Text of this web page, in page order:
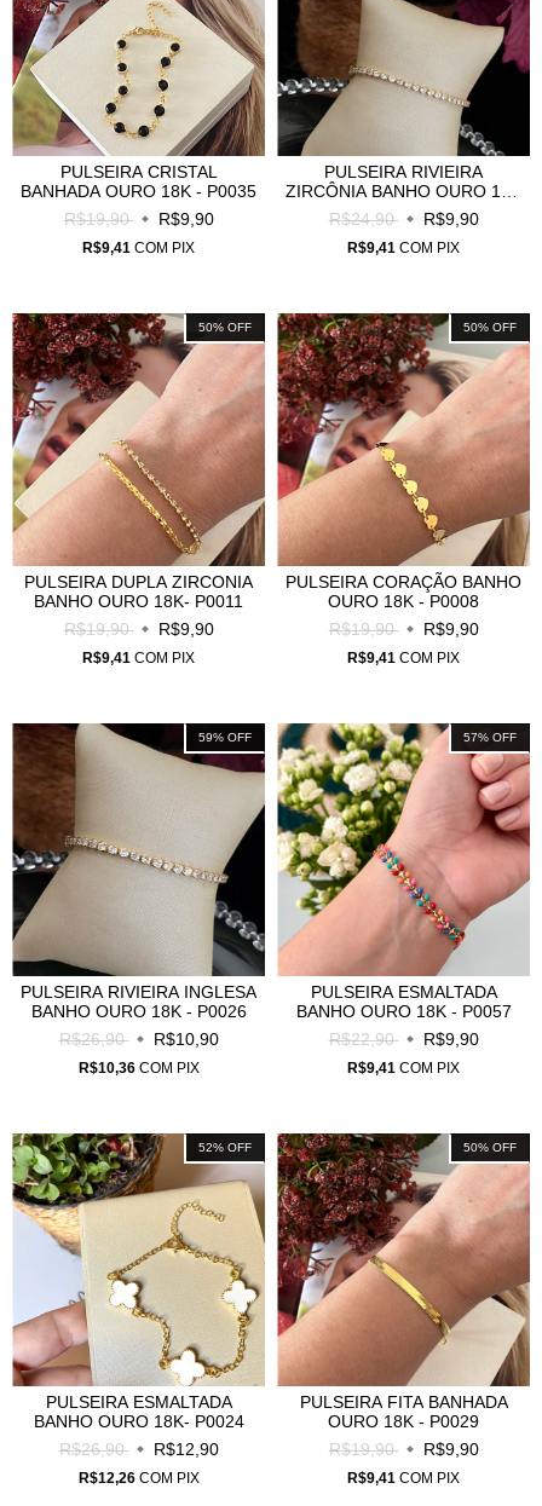
PULSEIRA CRISTAL
BANHADA OURO 18K - P0035
R$19,90
R$9,90
R$9,41 COM PIX
PULSEIRA RIVIEIRA
ZIRCÔNIA BANHO OURO 18K
- P0025
R$24,90 R$9,90
R$9,41 COM PIX
50% OFF
PULSEIRA DUPLA ZIRCONIA
BANHO OURO 18K- P0011
R$19,90
R$9,90
R$9,41 COM PIX
50% OFF
PULSEIRA CORAÇÃO BANHO
OURO 18K - P0008
R$19,90
R$9,90
R$9,41 COM PIX
59% OFF
PULSEIRA RIVIEIRA INGLESA
BANHO OURO 18K - P0026
R$26,90
R$10,90
R$10,36 COM PIX
57% OFF
PULSEIRA ESMALTADA
BANHO OURO 18K - P0057
R$22,90
R$9,90
R$9,41 COM PIX
52% OFF
PULSEIRA ESMALTADA
BANHO OURO 18K- P0024
R$26,90
R$12,90
R$12,26 COM PIX
50% OFF
PULSEIRA FITA BANHADA
OURO 18K - P0029
R$19,90
R$9,90
R$9,41 COM PIX